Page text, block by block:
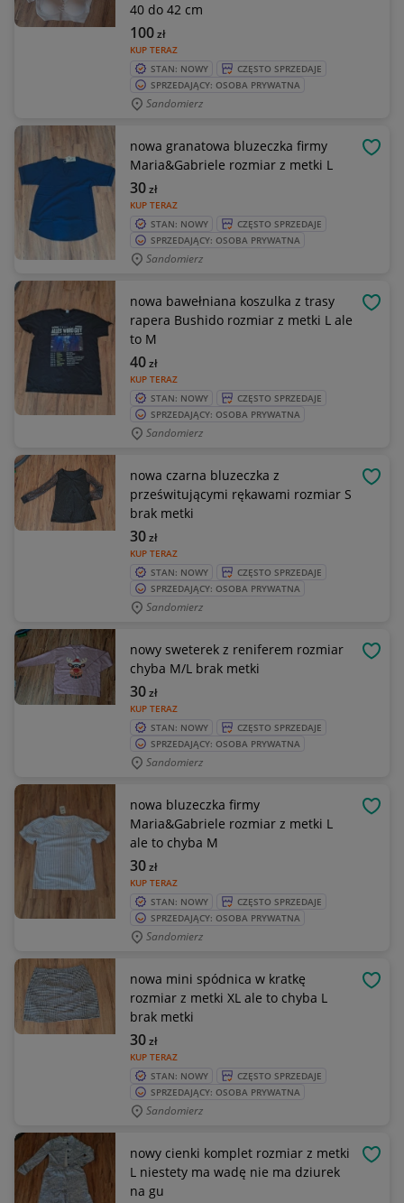
40 do 42 cm
KUP TERAZ
100zł
STAN: NOWY
CZĘSTO SPRZEDAJE
SPRZEDAJĄCY: OSOBA PRYWATNA
Sandomierz
nowa granatowa bluzeczka firmy
Maria&Gabriele rozmiar z metki L
KUP TERAZ
30zł
STAN: NOWY
CZĘSTO SPRZEDAJE
SPRZEDAJĄCY: OSOBA PRYWATNA
Sandomierz
nowa bawełniana koszulka z trasy
rapera Bushido rozmiar z metki L ale
to M
KUP TERAZ
40zł
STAN: NOWY
CZĘSTO SPRZEDAJE
SPRZEDAJĄCY: OSOBA PRYWATNA
Sandomierz
nowa czarna bluzeczka z
prześwitującymi rękawami rozmiar S
brak metki
KUP TERAZ
30zł
STAN: NOWY
CZĘSTO SPRZEDAJE
SPRZEDAJĄCY: OSOBA PRYWATNA
Sandomierz
nowy sweterek z reniferem rozmiar
chyba M/L brak metki
KUP TERAZ
30zł
STAN: NOWY
CZĘSTO SPRZEDAJE
SPRZEDAJĄCY: OSOBA PRYWATNA
Sandomierz
nowa bluzeczka firmy
Maria&Gabriele rozmiar z metki L
ale to chyba M
KUP TERAZ
30zł
STAN: NOWY
CZĘSTO SPRZEDAJE
SPRZEDAJĄCY: OSOBA PRYWATNA
Sandomierz
nowa mini spódnica w kratkę
rozmiar z metki XL ale to chyba L
brak metki
KUP TERAZ
30zł
STAN: NOWY
CZĘSTO SPRZEDAJE
SPRZEDAJĄCY: OSOBA PRYWATNA
Sandomierz
nowy cienki komplet rozmiar z metki
L niestety ma wadę nie ma dziurek
na gu